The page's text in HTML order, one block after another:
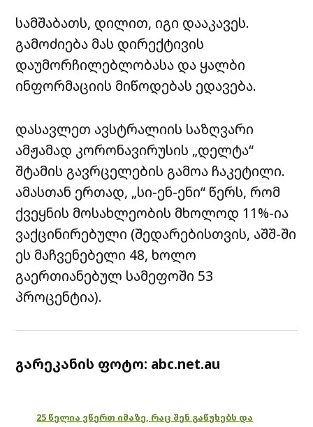
სამშაბათს, დილით, იგი დააკავეს.
გამოძიება მას დირექტივის
დაუმორჩილებლობასა და ყალბი
ინფორმაციის მიწოდებას ედავება.
დასავლეთ ავსტრალიის საზღვარი
ამჟამად კორონავირუსის „დელტა“
შტამის გავრცელების გამოა ჩაკეტილი.
ამასთან ერთად, „სი-ენ-ენი“ წერს, რომ
ქვეყნის მოსახლეობის მხოლოდ 11%-ია
ვაქცინირებული (შედარებისთვის, აშშ-ში
ეს მაჩვენებელი 48, ხოლო
გაერთიანებულ სამეფოში 53
პროცენტია).
გარეკანის ფოტო: abc.net.au
25 წელია ვწერთ იმაზე, რაც შენ გაწუხებს და